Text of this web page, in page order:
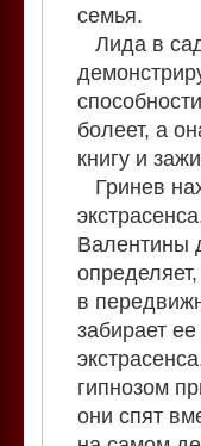
семья.
Лида в
болеет, а
книгу и
Гринев
Валентины
в
забирает
гипнозом
они спят